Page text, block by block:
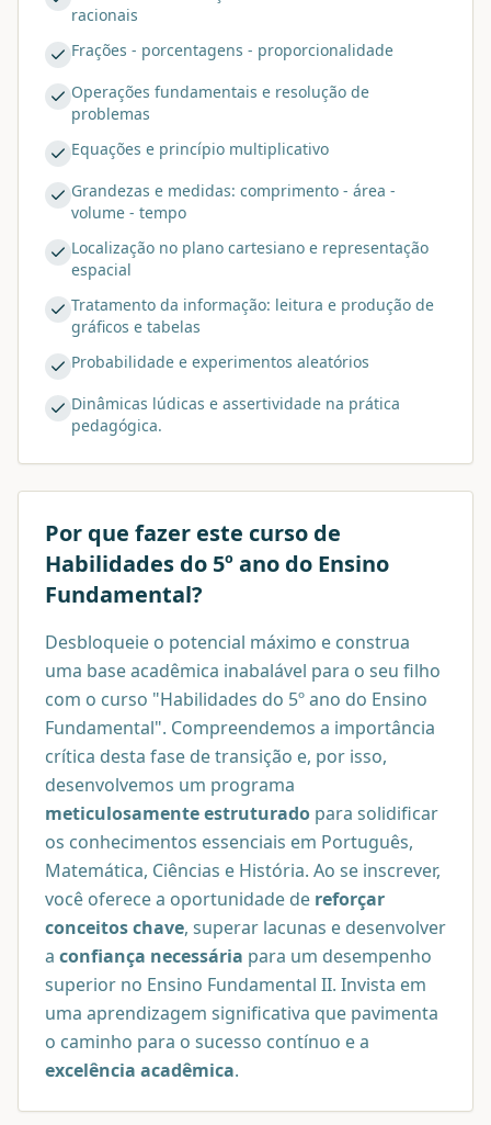
racionais
Frações - porcentagens - proporcionalidade
Operações fundamentais e resolução de
problemas
Equações e princípio multiplicativo
Grandezas e medidas: comprimento - área -
volume - tempo
Localização no plano cartesiano e representação
espacial
Tratamento da informação: leitura e produção de
gráficos e tabelas
Probabilidade e experimentos aleatórios
Dinâmicas lúdicas e assertividade na prática
pedagógica.
Por que fazer este curso de
Habilidades do 5º ano do Ensino
Fundamental?
Desbloqueie o potencial máximo e construa
uma base acadêmica inabalável para o seu filho
com o curso "Habilidades do 5º ano do Ensino
Fundamental". Compreendemos a importância
crítica desta fase de transição e, por isso,
desenvolvemos um programa
meticulosamente estruturado para solidificar
os conhecimentos essenciais em Português,
Matemática, Ciências e História. Ao se inscrever,
você oferece a oportunidade de reforçar
conceitos chave, superar lacunas e desenvolver
a confiança necessária para um desempenho
superior no Ensino Fundamental II. Invista em
uma aprendizagem significativa que pavimenta
o caminho para o sucesso contínuo e a
excelência acadêmica.